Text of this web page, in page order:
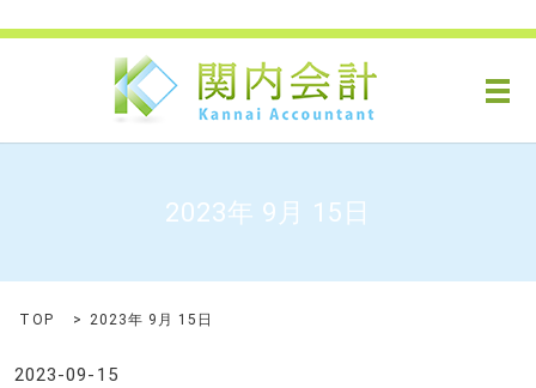
メ
2023年 9月 15日
TOP 2023年 9月 15日
2023-09-15